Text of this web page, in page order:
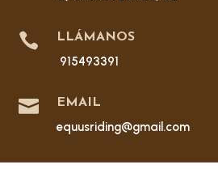
 LLÁMANOS
915493391
 EMAIL
equusriding@gmail.com